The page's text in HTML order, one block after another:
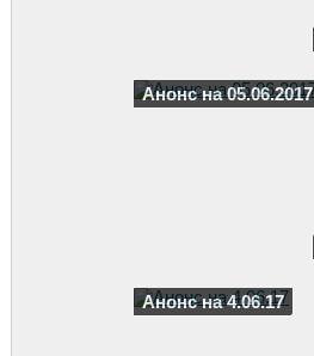
Анонс на 05.06.2017
Анонс на 4.06.17